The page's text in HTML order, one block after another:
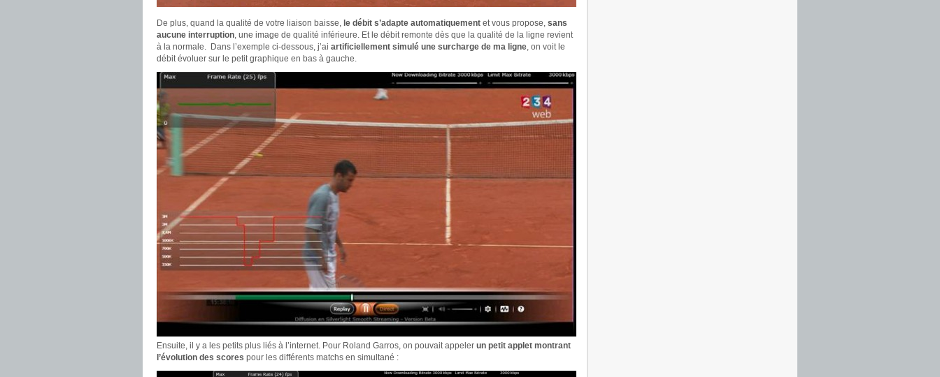
De plus, quand la qualité de votre liaison baisse, le débit s’adapte automatiquement et vous propose, sans
aucune interruption, une image de qualité inférieure. Et le débit remonte dès que la qualité de la ligne revient
à la normale. Dans l’exemple ci-dessous, j’ai artificiellement simulé une surcharge de ma ligne, on voit le
débit évoluer sur le petit graphique en bas à gauche.
Ensuite, il y a les petits plus liés à l’internet. Pour Roland Garros, on pouvait appeler un petit applet montrant
l’évolution des scores pour les différents matchs en simultané :